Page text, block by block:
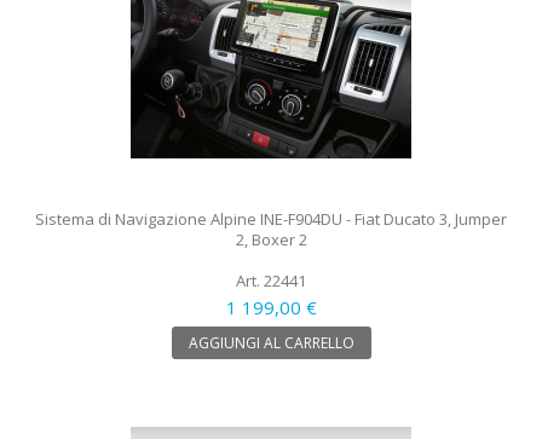
Sistema di Navigazione Alpine INE-F904DU - Fiat Ducato 3, Jumper
2, Boxer 2
Art. 22441
1 199,00 €
AGGIUNGI AL CARRELLO